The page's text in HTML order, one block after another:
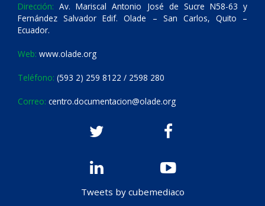
Dirección: Av. Mariscal Antonio José de Sucre N58-63 y
Fernández Salvador Edif. Olade – San Carlos, Quito –
Ecuador.
Web: www.olade.org
Teléfono: (593 2) 259 8122 / 2598 280
Correo: centro.documentacion@olade.org
Tweets by cubemediaco